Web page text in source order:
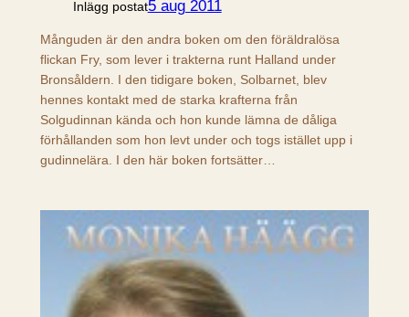
Inlägg postat5 aug 2011
Månguden är den andra boken om den föräldralösa
flickan Fry, som lever i trakterna runt Halland under
Bronsåldern. I den tidigare boken, Solbarnet, blev
hennes kontakt med de starka krafterna från
Solgudinnan kända och hon kunde lämna de dåliga
förhållanden som hon levt under och togs istället upp i
gudinnelära. I den här boken fortsätter…